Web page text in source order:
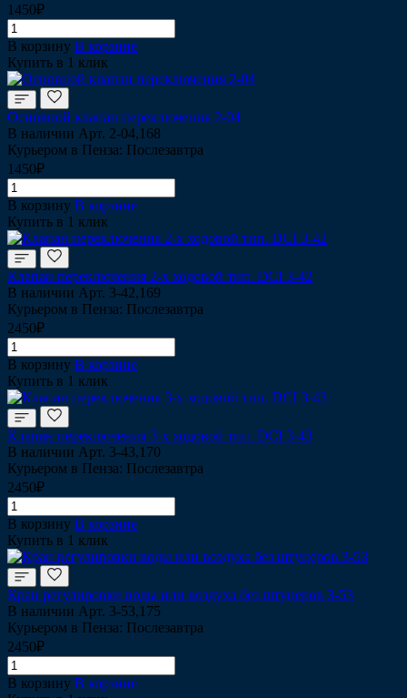
1450₽
В корзину В корзине
Купить в 1 клик
Основной клапан переключения 2-04
В наличии Арт. 2-04,168
Курьером в Пенза: Послезавтра
1450₽
В корзину В корзине
Купить в 1 клик
Клапан переключения 2-х ходовой тип. DCI 3-42
В наличии Арт. 3-42,169
Курьером в Пенза: Послезавтра
2450₽
В корзину В корзине
Купить в 1 клик
Клапан переключения 3-х ходовой тип. DCI 3-43
В наличии Арт. 3-43,170
Курьером в Пенза: Послезавтра
2450₽
В корзину В корзине
Купить в 1 клик
Кран регулировки воды или воздуха без штуцеров 3-53
В наличии Арт. 3-53,175
Курьером в Пенза: Послезавтра
2450₽
В корзину В корзине